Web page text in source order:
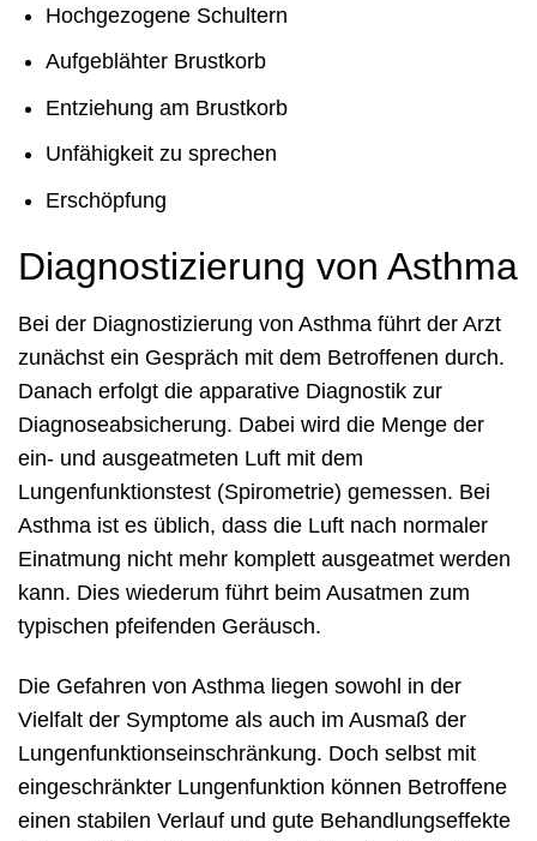
Hochgezogene Schultern
Aufgeblähter Brustkorb
Entziehung am Brustkorb
Unfähigkeit zu sprechen
Erschöpfung
Diagnostizierung von Asthma
Bei der Diagnostizierung von Asthma führt der Arzt
zunächst ein Gespräch mit dem Betroffenen durch.
Danach erfolgt die apparative Diagnostik zur
Diagnoseabsicherung. Dabei wird die Menge der
ein- und ausgeatmeten Luft mit dem
Lungenfunktionstest (Spirometrie) gemessen. Bei
Asthma ist es üblich, dass die Luft nach normaler
Einatmung nicht mehr komplett ausgeatmet werden
kann. Dies wiederum führt beim Ausatmen zum
typischen pfeifenden Geräusch.
Die Gefahren von Asthma liegen sowohl in der
Vielfalt der Symptome als auch im Ausmaß der
Lungenfunktionseinschränkung. Doch selbst mit
eingeschränkter Lungenfunktion können Betroffene
einen stabilen Verlauf und gute Behandlungseffekte